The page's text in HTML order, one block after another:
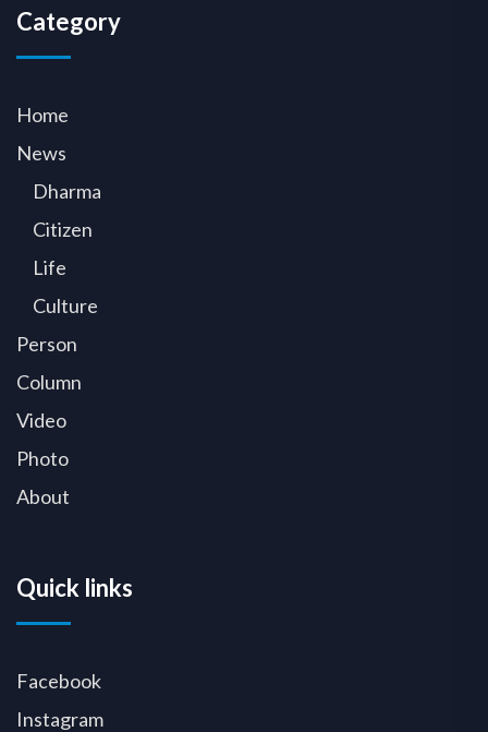
Category
Home
News
Dharma
Citizen
Life
Culture
Person
Column
Video
Photo
About
Quick links
Facebook
Instagram